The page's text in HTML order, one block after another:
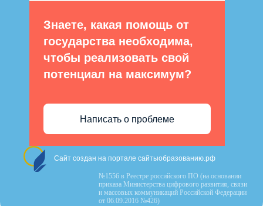
Знаете, какая помощь от
государства необходима,
чтобы реализовать свой
потенциал на максимум?
Написать о проблеме
Сайт создан на портале сайтыобразованию.рф
№1556 в Реестре российского ПО (на основании
приказа Министерства цифрового развития, связи
и массовых коммуникаций Российской Федерации
от 06.09.2016 №426)